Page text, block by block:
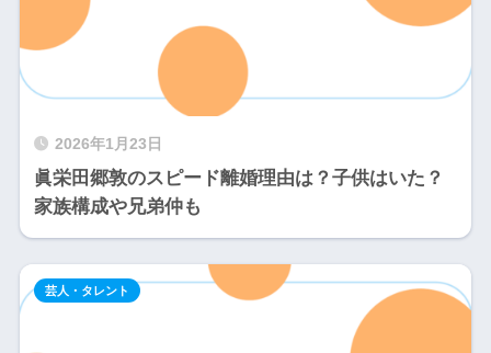
2026年1月23日
眞栄田郷敦のスピード離婚理由は？子供はいた？
家族構成や兄弟仲も
芸人・タレント